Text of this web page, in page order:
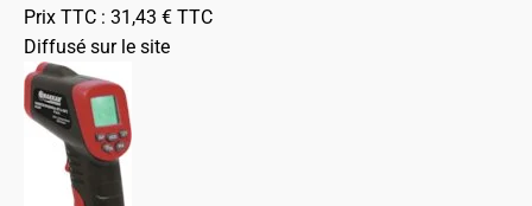
Prix TTC : 31,43 € TTC
Diffusé sur le site